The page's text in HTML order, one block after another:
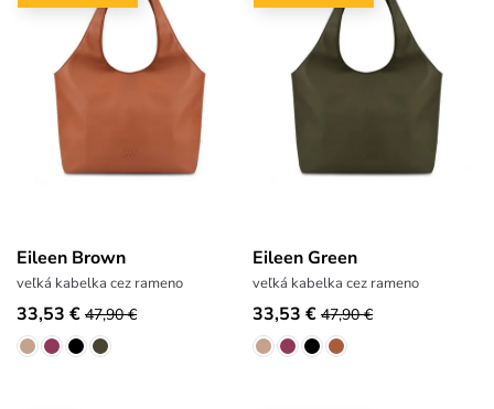
Eileen Brown
veľká kabelka cez rameno
33,53 € 47,90 €
Eileen Green
veľká kabelka cez rameno
33,53 € 47,90 €